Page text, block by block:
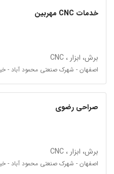
خدمات CNC مهربین
برش، ابزار ، CNC
صراحی رضوی
برش، ابزار ، CNC